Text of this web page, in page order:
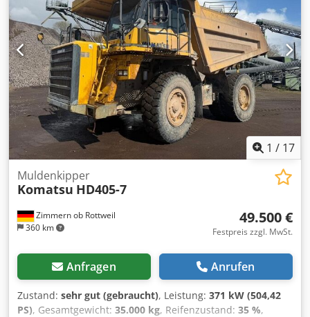
1 / 17
Zimmern ob Rottweil
360 km
Muldenkipper
Komatsu HD405-7
49.500 €
Festpreis zzgl. MwSt.
Anfragen Anrufen
Zustand: sehr gut (gebraucht), Leistung: 371 kW (504,42
PS), Gesamtgewicht: 35.000 kg, Reifenzustand: 35 %,